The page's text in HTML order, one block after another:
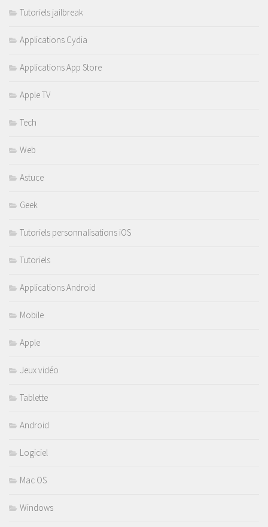
Tutoriels jailbreak
Applications Cydia
Applications App Store
Apple TV
Tech
Web
Astuce
Geek
Tutoriels personnalisations iOS
Tutoriels
Applications Android
Mobile
Apple
Jeux vidéo
Tablette
Android
Logiciel
Mac OS
Windows